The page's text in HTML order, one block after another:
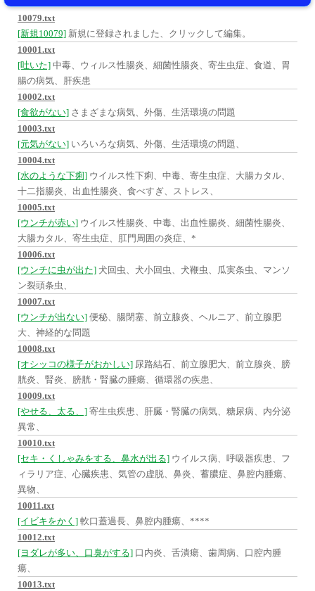
10079.txt
[新規10079] 新規に登録されました、クリックして編集。
10001.txt
[吐いた] 中毒、ウィルス性腸炎、細菌性腸炎、寄生虫症、食道、胃
腸の病気、肝疾患
10002.txt
[食欲がない] さまざまな病気、外傷、生活環境の問題
10003.txt
[元気がない] いろいろな病気、外傷、生活環境の問題、
10004.txt
[水のような下痢] ウイルス性下痢、中毒、寄生虫症、大腸カタル、
十二指腸炎、出血性腸炎、食べすぎ、ストレス、
10005.txt
[ウンチが赤い] ウイルス性腸炎、中毒、出血性腸炎、細菌性腸炎、
大腸カタル、寄生虫症、肛門周囲の炎症、*
10006.txt
[ウンチに虫が出た] 犬回虫、犬小回虫、犬鞭虫、瓜実条虫、マンソ
ン裂頭条虫、
10007.txt
[ウンチが出ない] 便秘、腸閉塞、前立腺炎、ヘルニア、前立腺肥
大、神経的な問題
10008.txt
[オシッコの様子がおかしい] 尿路結石、前立腺肥大、前立腺炎、膀
胱炎、腎炎、膀胱・腎臓の腫瘍、循環器の疾患、
10009.txt
[やせる、太る、] 寄生虫疾患、肝臓・腎臓の病気、糖尿病、内分泌
異常、
10010.txt
[セキ・くしゃみをする、鼻水が出る] ウイルス病、呼吸器疾患、フ
ィラリア症、心臓疾患、気管の虚脱、鼻炎、蓄膿症、鼻腔内腫瘍、
異物、
10011.txt
[イビキをかく] 軟口蓋過長、鼻腔内腫瘍、****
10012.txt
[ヨダレが多い、口臭がする] 口内炎、舌潰瘍、歯周病、口腔内腫
瘍、
10013.txt